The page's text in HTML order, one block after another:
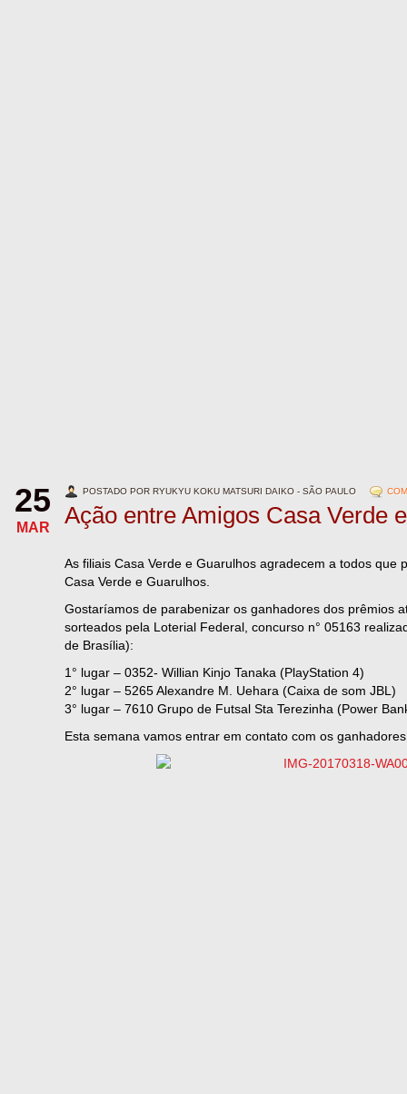
25
MAR
POSTADO POR RYUKYU KOKU MATSURI DAIKO - SÃO PAULO
Ação entre Amigos Casa Verde
As filiais Casa Verde e Guarulhos agradecem a todos que
Casa Verde e Guarulhos.
Gostaríamos de parabenizar os ganhadores dos prêmios
sorteados pela Loterial Federal, concurso n° 05163
de Brasília):
1° lugar – 0352- Willian Kinjo Tanaka (PlayStation 4)
2° lugar – 5265 Alexandre M. Uehara (Caixa de som JBL)
3° lugar – 7610 Grupo de Futsal Sta Terezinha (Power
Esta semana vamos entrar em contato com os